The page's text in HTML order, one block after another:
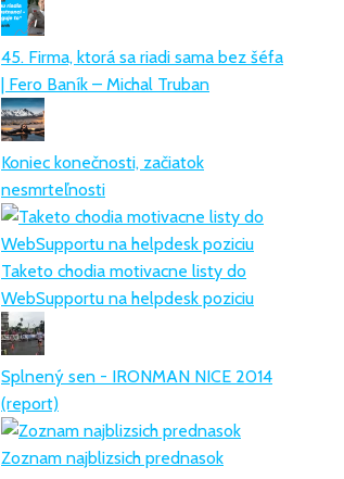
45. Firma, ktorá sa riadi sama bez šéfa
| Fero Baník – Michal Truban
Koniec konečnosti, začiatok
nesmrteľnosti
Taketo chodia motivacne listy do
WebSupportu na helpdesk poziciu
Splnený sen - IRONMAN NICE 2014
(report)
Zoznam najblizsich prednasok